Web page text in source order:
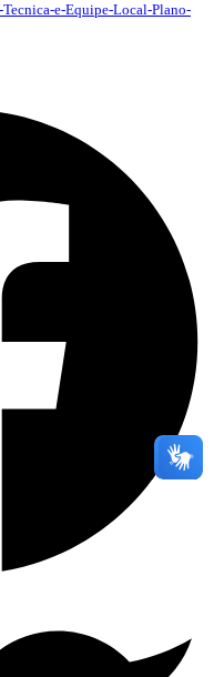
e-Equipe-Local-Plano-